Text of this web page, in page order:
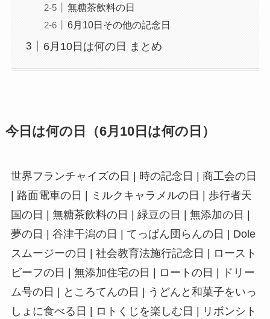
無糖茶飲料の日
6月10日その他の記念日
6月10日は何の日 まとめ
今日は何の日（6月10日は何の日）
世界フランチャイズの日 | 時の記念日 | 商工会の日
| 路面電車の日 | ミルクキャラメルの日 | 歩行者天
国の日 | 無糖茶飲料の日 | 緑豆の日 | 無添加の日 |
夢の日 | 谷津干潟の日 | てっぱん団らんの日 | Dole
スムージーの日 | 社会教育法施行記念日 | ロースト
ビーフの日 | 無添加住宅の日 | ロートの日 | ドリー
ム号の日 | ところてんの日 | うどんと和菓子をいっ
しょに食べる日 | ロトくじを楽しむ日 | リボンシト